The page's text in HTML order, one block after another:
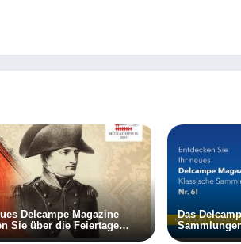
Delcampe Magazine
Sie über die Feiertage
Das